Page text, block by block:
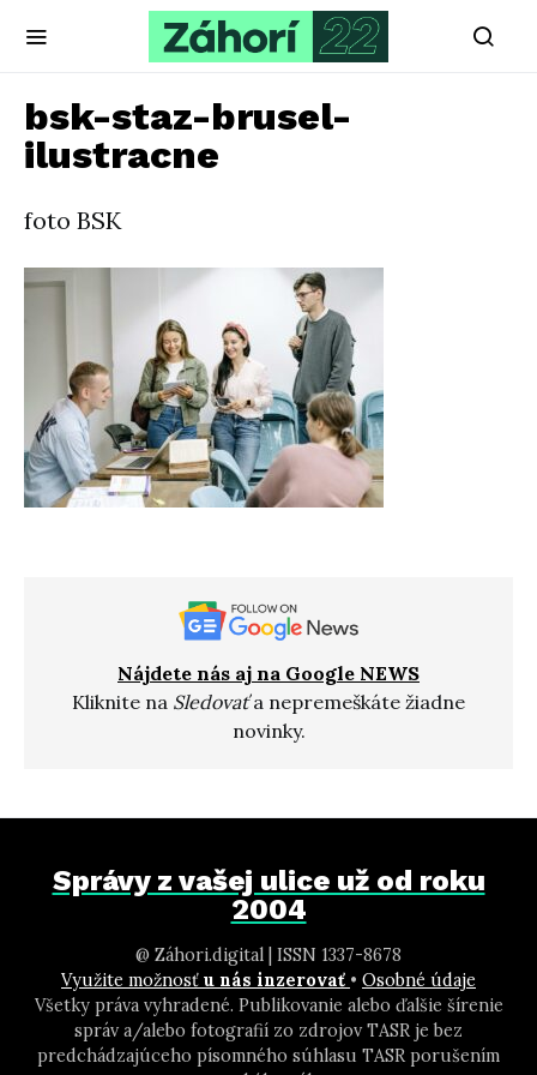
bsk-staz-brusel-
ilustracne
foto BSK
Nájdete nás aj na Google NEWS
Kliknite na Sledovaťa nepremeškáte žiadne
novinky.
Správy z vašej ulice už od roku
2004
@ Záhori.digital | ISSN 1337-8678
Využite možnosť u nás inzerovať • Osobné údaje
Všetky práva vyhradené. Publikovanie alebo ďalšie šírenie
správ a/alebo fotografií zo zdrojov TASR je bez
predchádzajúceho písomného súhlasu TASR porušením